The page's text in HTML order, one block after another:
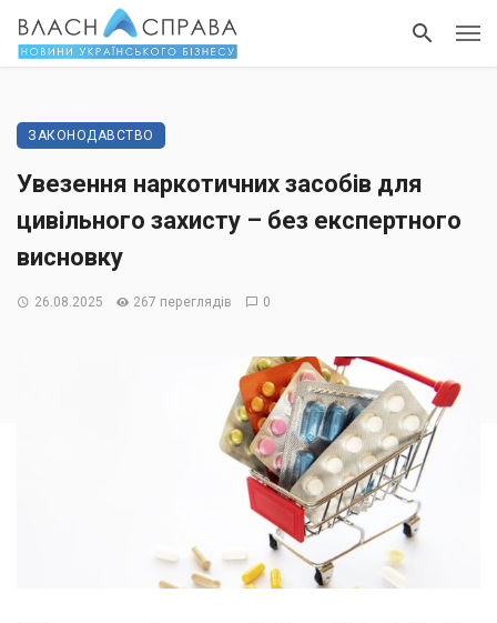
ЗАКОНОДАВСТВО
Увезення наркотичних засобів для
цивільного захисту – без експертного
висновку
26.08.2025 267 переглядів 0